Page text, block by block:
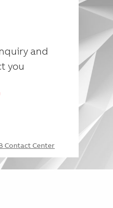
and
you
Contact Center